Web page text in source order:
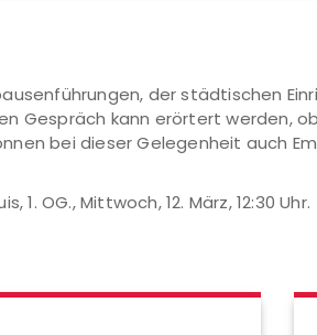
der städtischen
Gespräch kann erörtert werden,
bei dieser Gelegenheit auch
OG., Mittwoch, 12. März, 12:30 Uhr.